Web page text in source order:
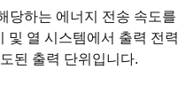
당하는 에너지 전송 속도
및 열 시스템에서 출력 전
된 출력 단위입니다.